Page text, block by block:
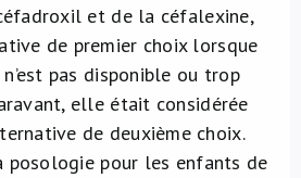
et de la céfalexine,
de premier choix lorsque
pas disponible ou trop
elle était considérée
de deuxième choix.
posologie pour les enfants de